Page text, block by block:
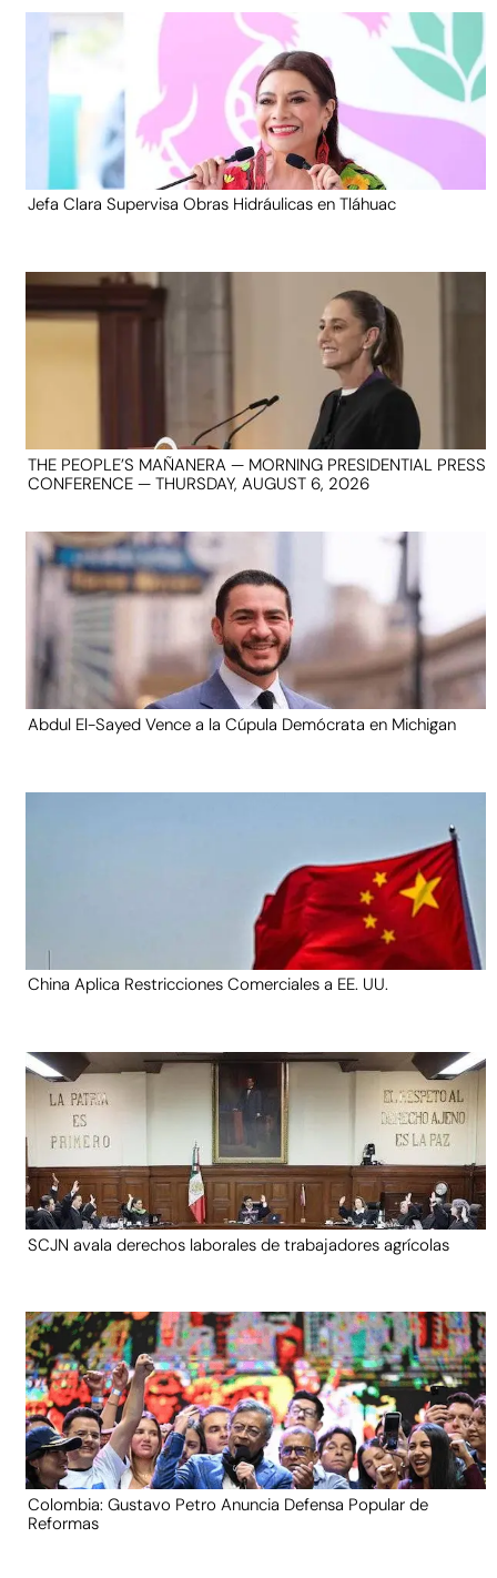
Jefa Clara Supervisa Obras Hidráulicas en Tláhuac
THE PEOPLE’S MAÑANERA — MORNING PRESIDENTIAL PRESS
CONFERENCE — THURSDAY, AUGUST 6, 2026
Abdul El-Sayed Vence a la Cúpula Demócrata en Michigan
China Aplica Restricciones Comerciales a EE. UU.
SCJN avala derechos laborales de trabajadores agrícolas
Colombia: Gustavo Petro Anuncia Defensa Popular de
Reformas